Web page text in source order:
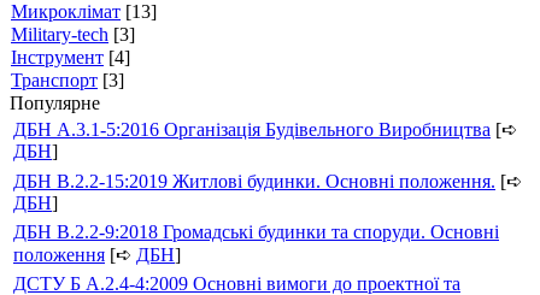
Микроклімат [13]
Military-tech [3]
Інструмент [4]
Транспорт [3]
Популярне
ДБН А.3.1-5:2016 Організація Будівельного Виробництва [➪
ДБН]
ДБН В.2.2-15:2019 Житлові будинки. Основні положення. [➪
ДБН]
ДБН В.2.2-9:2018 Громадські будинки та споруди. Основні
положення [➪ ДБН]
ДСТУ Б А.2.4-4:2009 Основні вимоги до проектної та